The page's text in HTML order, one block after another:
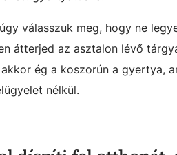
válasszuk meg, hogy ne
átterjed az asztalon lévő
ég a koszorún a gyertya,
nélkül.